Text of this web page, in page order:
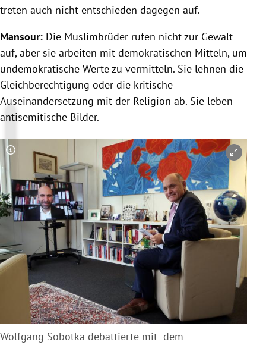
treten auch nicht entschieden dagegen auf.
Mansour: Die Muslimbrüder rufen nicht zur Gewalt
auf, aber sie arbeiten mit demokratischen Mitteln, um
undemokratische Werte zu vermitteln. Sie lehnen die
Gleichberechtigung oder die kritische
Auseinandersetzung mit der Religion ab. Sie leben
antisemitische Bilder.
Copyright-Hinweis öffnen/schließen
Wolfgang Sobotka debattierte mit dem